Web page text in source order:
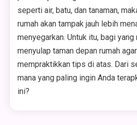
seperti air, batu, dan tanaman,
rumah akan tampak jauh lebih
menyegarkan. Untuk itu, bagi
menyulap taman depan rumah
mempraktikkan tips di atas. Dari
mana yang paling ingin Anda
ini?